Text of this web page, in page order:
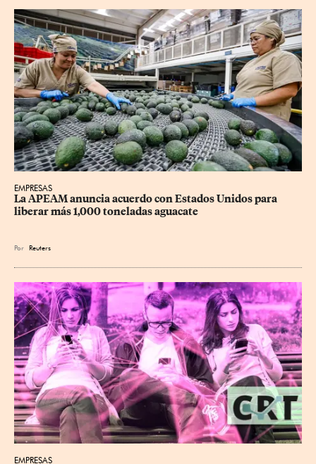
EMPRESAS
La APEAM anuncia acuerdo con Estados Unidos para
liberar más 1,000 toneladas aguacate
Por Reuters
EMPRESAS